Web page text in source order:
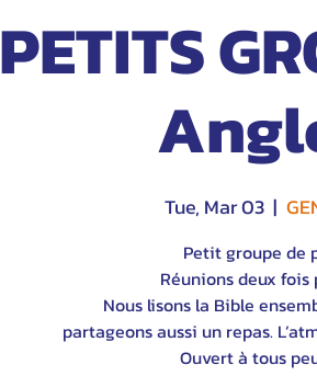
PETITS
Tue, Mar 03
  |
Petit groupe de
Réunions deux fois
Nous lisons la Bible
partageons aussi un repas.
Ouvert à tous